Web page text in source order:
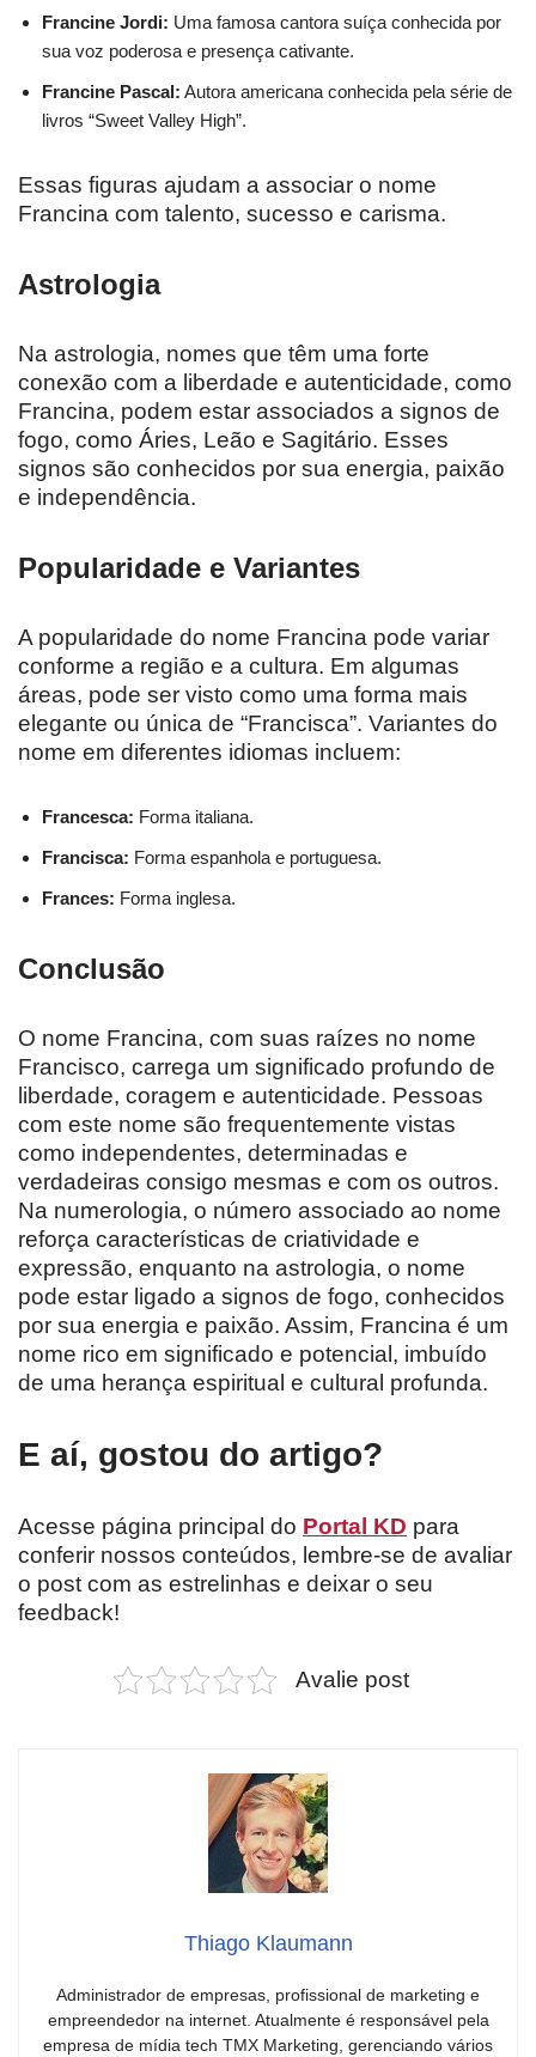
Francine Jordi: Uma famosa cantora suíça conhecida por
sua voz poderosa e presença cativante.
Francine Pascal: Autora americana conhecida pela série de
livros “Sweet Valley High”.
Essas figuras ajudam a associar o nome
Francina com talento, sucesso e carisma.
Astrologia
Na astrologia, nomes que têm uma forte
conexão com a liberdade e autenticidade, como
Francina, podem estar associados a signos de
fogo, como Áries, Leão e Sagitário. Esses
signos são conhecidos por sua energia, paixão
e independência.
Popularidade e Variantes
A popularidade do nome Francina pode variar
conforme a região e a cultura. Em algumas
áreas, pode ser visto como uma forma mais
elegante ou única de “Francisca”. Variantes do
nome em diferentes idiomas incluem:
Francesca: Forma italiana.
Francisca: Forma espanhola e portuguesa.
Frances: Forma inglesa.
Conclusão
O nome Francina, com suas raízes no nome
Francisco, carrega um significado profundo de
liberdade, coragem e autenticidade. Pessoas
com este nome são frequentemente vistas
como independentes, determinadas e
verdadeiras consigo mesmas e com os outros.
Na numerologia, o número associado ao nome
reforça características de criatividade e
expressão, enquanto na astrologia, o nome
pode estar ligado a signos de fogo, conhecidos
por sua energia e paixão. Assim, Francina é um
nome rico em significado e potencial, imbuído
de uma herança espiritual e cultural profunda.
E aí, gostou do artigo?
Acesse página principal do Portal KD para
conferir nossos conteúdos, lembre-se de avaliar
o post com as estrelinhas e deixar o seu
feedback!
Avalie post
Thiago Klaumann
Administrador de empresas, profissional de marketing e
empreendedor na internet. Atualmente é responsável pela
empresa de mídia tech TMX Marketing, gerenciando vários